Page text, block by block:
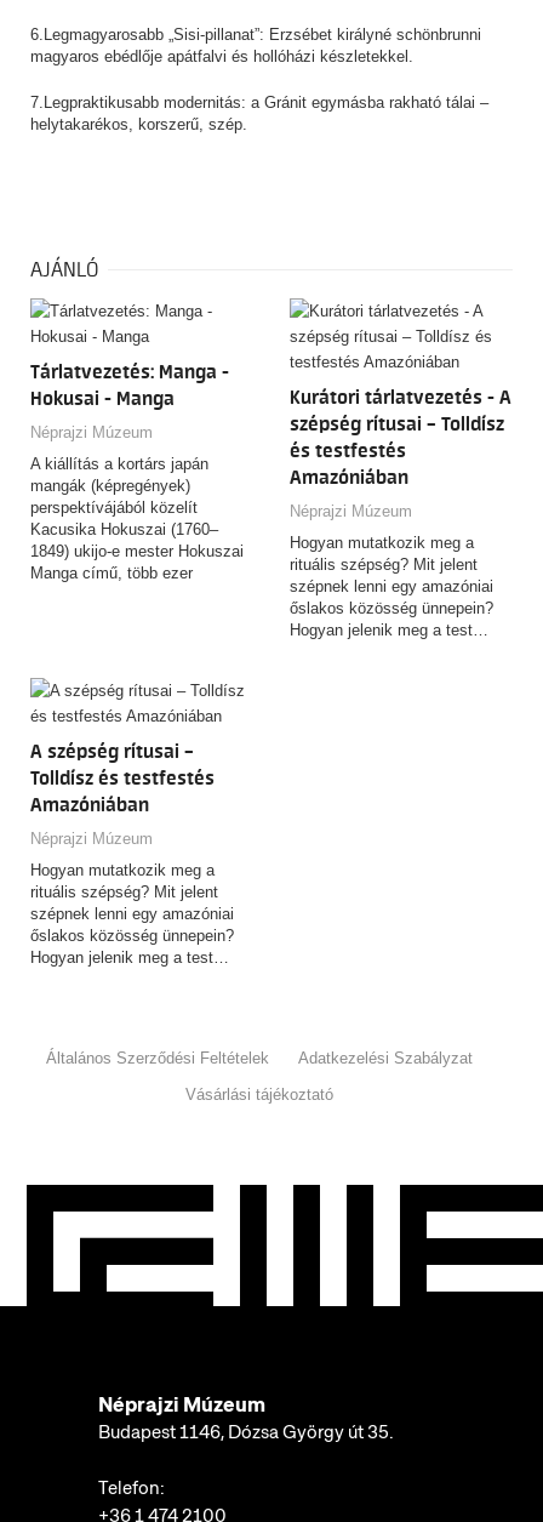
6.Legmagyarosabb „Sisi-pillanat”: Erzsébet királyné schönbrunni
magyaros ebédlője apátfalvi és hollóházi készletekkel.
7.Legpraktikusabb modernitás: a Gránit egymásba rakható tálai –
helytakarékos, korszerű, szép.
AJÁNLÓ
Tárlatvezetés: Manga -
Hokusai - Manga
Néprajzi Múzeum
A kiállítás a kortárs japán
mangák (képregények)
perspektívájából közelít
Kacusika Hokuszai (1760–
1849) ukijo-e mester Hokuszai
Manga című, több ezer
Kurátori tárlatvezetés - A
szépség rítusai – Tolldísz
és testfestés
Amazóniában
Néprajzi Múzeum
Hogyan mutatkozik meg a
rituális szépség? Mit jelent
szépnek lenni egy amazóniai
őslakos közösség ünnepein?
Hogyan jelenik meg a test…
A szépség rítusai –
Tolldísz és testfestés
Amazóniában
Néprajzi Múzeum
Hogyan mutatkozik meg a
rituális szépség? Mit jelent
szépnek lenni egy amazóniai
őslakos közösség ünnepein?
Hogyan jelenik meg a test…
Általános Szerződési Feltételek
Adatkezelési Szabályzat
Vásárlási tájékoztató
Néprajzi Múzeum
Budapest 1146, Dózsa György út 35.
Telefon:
+36 1 474 2100